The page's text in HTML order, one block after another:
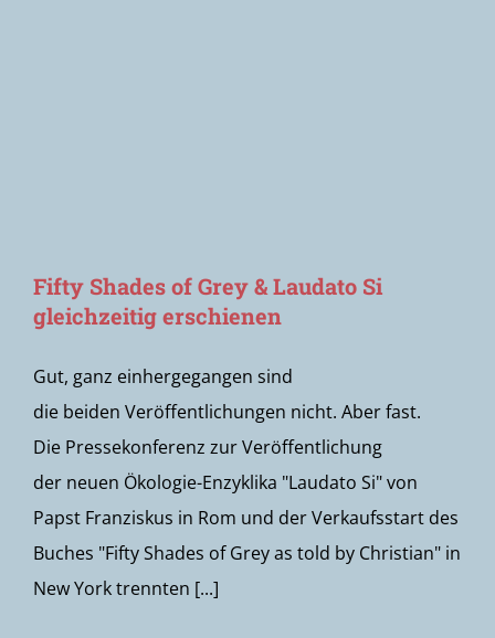
Fifty Shades of Grey & Laudato Si
gleichzeitig erschienen
Gut, ganz einhergegangen sind
die beiden Veröffentlichungen nicht. Aber fast.
Die Pressekonferenz zur Veröffentlichung
der neuen Ökologie-Enzyklika "Laudato Si" von
Papst Franziskus in Rom und der Verkaufsstart des
Buches "Fifty Shades of Grey as told by Christian" in
New York trennten [...]